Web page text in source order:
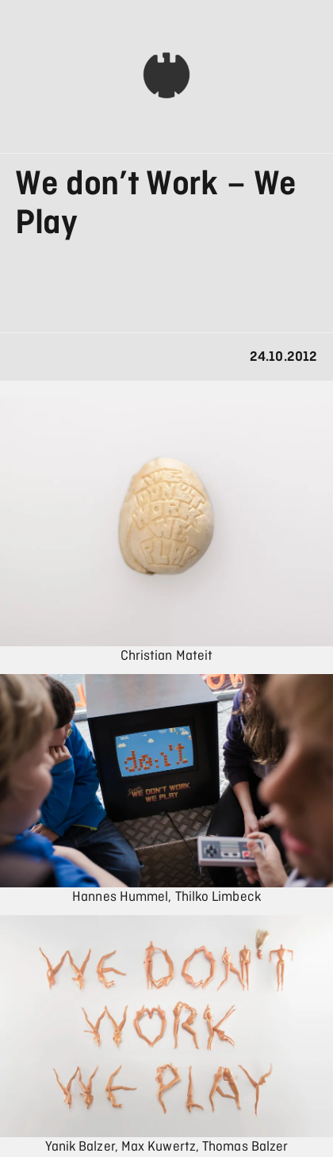
AGENTUREN
IN DEUTSCHLAND
We don’t Work – We
Play
24.10.2012
Christian Mateit
Hannes Hummel, Thilko Limbeck
Yanik Balzer, Max Kuwertz, Thomas Balzer